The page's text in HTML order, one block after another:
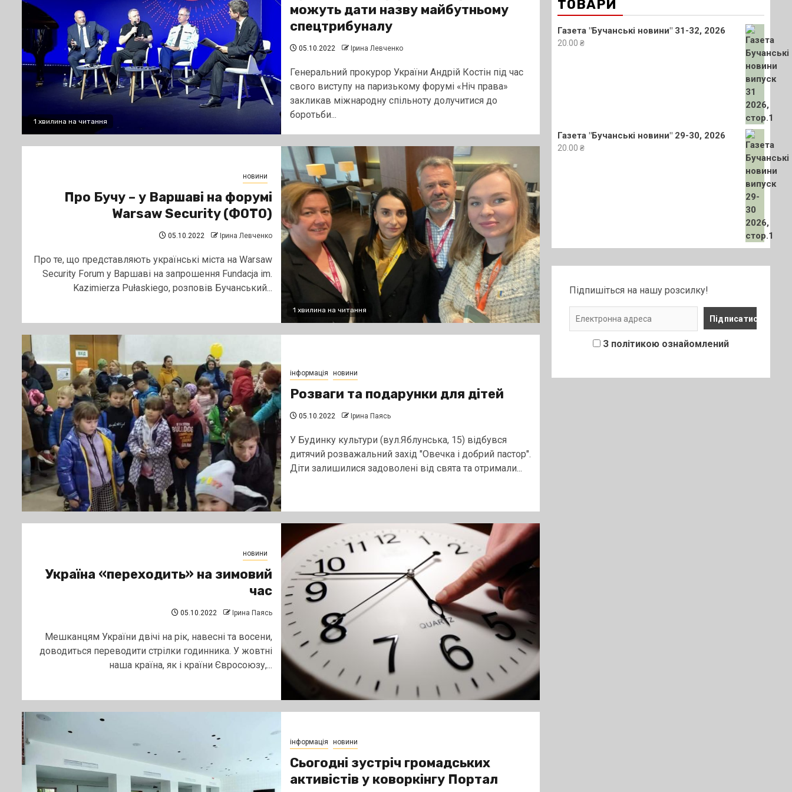
1 хвилина на читання
можуть дати назву майбутньому
спецтрибуналу
05.10.2022 Ірина Левченко
Генеральний прокурор України Андрій Костін під час
свого виступу на паризькому форумі «Ніч права»
закликав міжнародну спільноту долучитися до
боротьби...
1 хвилина на читання
новини
Про Бучу – у Варшаві на форумі
Warsaw Security (ФОТО)
05.10.2022 Ірина Левченко
Про те, що представляють українські міста на Warsaw
Security Forum у Варшаві на запрошення Fundacja im.
Kazimierza Pułaskiego, розповів Бучанський...
інформація новини
Розваги та подарунки для дітей
05.10.2022 Ірина Паясь
У Будинку культури (вул.Яблунська, 15) відбувся
дитячий розважальний захід "Овечка і добрий пастор".
Діти залишилися задоволені від свята та отримали...
новини
Україна «переходить» на зимовий
час
05.10.2022 Ірина Паясь
Мешканцям України двічі на рік, навесні та восени,
доводиться переводити стрілки годинника. У жовтні
наша країна, як і країни Євросоюзу,...
інформація новини
Сьогодні зустріч громадських
активістів у коворкінгу Портал
ТОВАРИ
Газета "Бучанські новини" 31-32, 2026
20.00 ₴
Газета "Бучанські новини" 29-30, 2026
20.00 ₴
Підпишіться на нашу розсилку!
З політикою ознайомлений